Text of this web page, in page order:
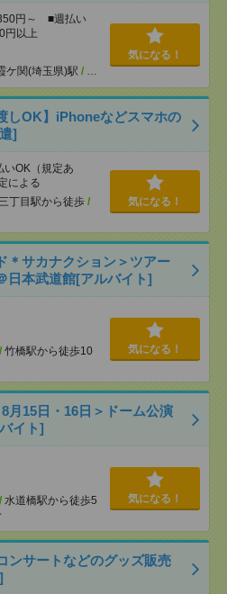
円～ ■週払い
以上
ケ関(埼玉県)駅 / …
気になる！
しOK】iPhoneなどスマホの
]
OK（規定あ
による
丁目駅から徒歩 /
気になる！
＊サカナクション＞ツアー
日本武道館[アルバイト]
/ 竹橋駅から徒歩10
気になる！
月15日・16日＞ドーム公演
イト]
/ 水道橋駅から徒歩5
気になる！
ンサートなどのグッズ販売